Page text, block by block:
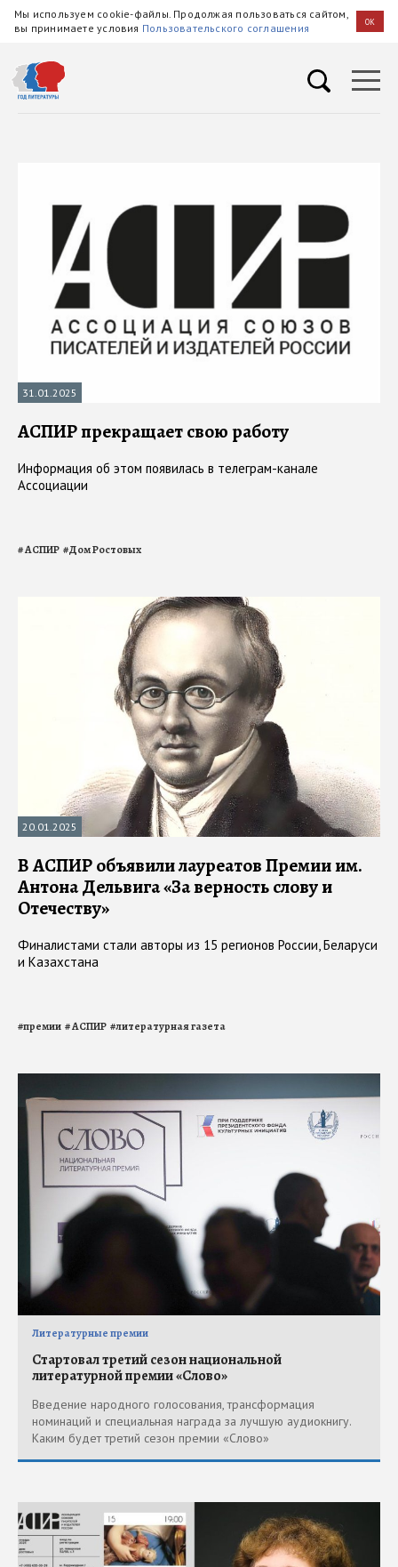
Мы используем cookie-файлы. Продолжая пользоваться сайтом,
вы принимаете условия Пользовательского соглашения OK
31.01.2025
АСПИР прекращает свою работу
Информация об этом появилась в телеграм-канале
Ассоциации
#АСПИР #Дом Ростовых
20.01.2025
В АСПИР объявили лауреатов Премии им.
Антона Дельвига «За верность слову и
Отечеству»
Финалистами стали авторы из 15 регионов России, Беларуси
и Казахстана
#премии #АСПИР #литературная газета
Литературные премии
Стартовал третий сезон национальной
литературной премии «Слово»
Введение народного голосования, трансформация
номинаций и специальная награда за лучшую аудиокнигу.
Каким будет третий сезон премии «Слово»